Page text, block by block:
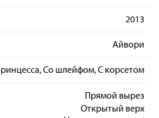
2013
Айвори
Со шлейфом, С корсетом
Прямой вырез
Открытый верх